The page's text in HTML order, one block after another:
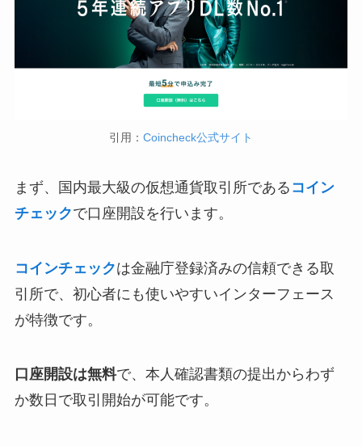
引用： Coincheck公式サイト
まず、国内最大級の仮想通貨取引所である コイン
チェックで口座開設を行います。
コインチェックは金融庁登録済みの信頼できる取
引所で、初心者にも使いやすいインターフェース
が特徴です。
口座開設は無料で、本人確認書類の提出からわず
か数日で取引開始が可能です。